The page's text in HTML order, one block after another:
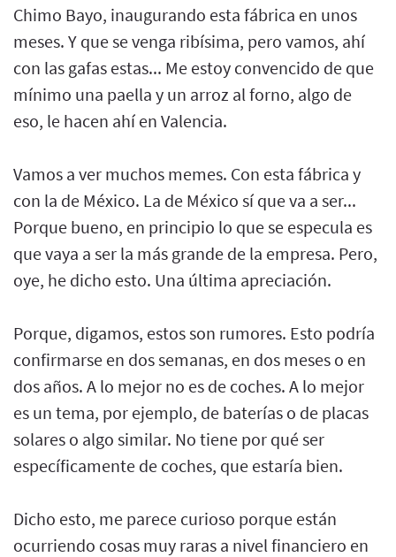
Chimo Bayo, inaugurando esta fábrica en unos
meses. Y que se venga ribísima, pero vamos, ahí
con las gafas estas... Me estoy convencido de que
mínimo una paella y un arroz al forno, algo de
eso, le hacen ahí en Valencia.
Vamos a ver muchos memes. Con esta fábrica y
con la de México. La de México sí que va a ser...
Porque bueno, en principio lo que se especula es
que vaya a ser la más grande de la empresa. Pero,
oye, he dicho esto. Una última apreciación.
Porque, digamos, estos son rumores. Esto podría
confirmarse en dos semanas, en dos meses o en
dos años. A lo mejor no es de coches. A lo mejor
es un tema, por ejemplo, de baterías o de placas
solares o algo similar. No tiene por qué ser
específicamente de coches, que estaría bien.
Dicho esto, me parece curioso porque están
ocurriendo cosas muy raras a nivel financiero en